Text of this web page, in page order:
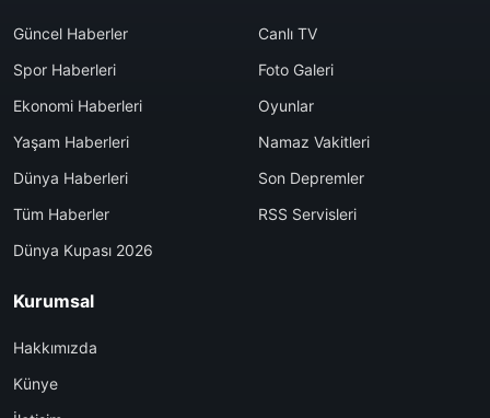
Güncel Haberler
Spor Haberleri
Ekonomi Haberleri
Yaşam Haberleri
Dünya Haberleri
Tüm Haberler
Dünya Kupası 2026
Canlı TV
Foto Galeri
Oyunlar
Namaz Vakitleri
Son Depremler
RSS Servisleri
Kurumsal
Hakkımızda
Künye